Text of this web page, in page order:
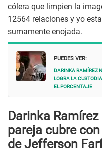
cólera que limpien la
12564 relaciones y yo
sumamente enojada.
PUEDES VER:
Darinka Ramírez
logra la custodia
el PORCENTAJE
Darinka
pareja cubre
de Jefferson